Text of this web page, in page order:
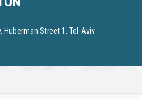
, Huberman Street 1, Tel-Aviv